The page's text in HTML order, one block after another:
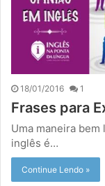
18/01/2016 1
Frases para
Uma maneira
inglês é…
Continue Lendo »